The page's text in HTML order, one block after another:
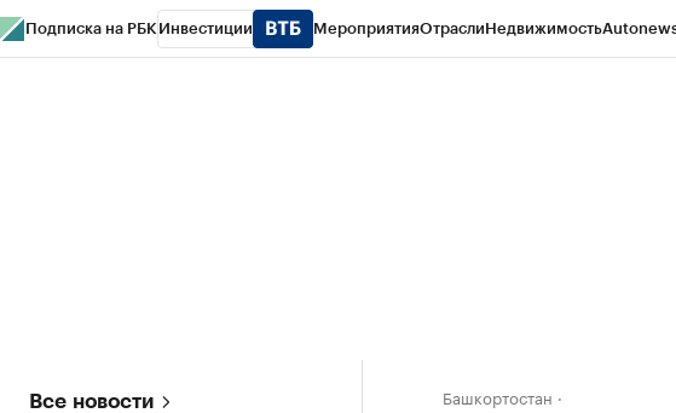
Подписка на РБК Инвестиции МероприятияОтраслиНедвижимость
Все новости Башкортостан